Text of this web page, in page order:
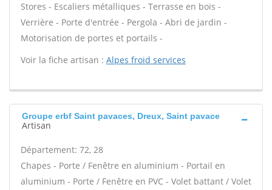
Stores - Escaliers métalliques - Terrasse en bois -
Verrière - Porte d'entrée - Pergola - Abri de jardin -
Motorisation de portes et portails -
Voir la fiche artisan : Alpes froid services
Groupe erbf Saint pavaces, Dreux, Saint pavace
Artisan
Département: 72, 28
Chapes - Porte / Fenêtre en aluminium - Portail en
aluminium - Porte / Fenêtre en PVC - Volet battant / Volet